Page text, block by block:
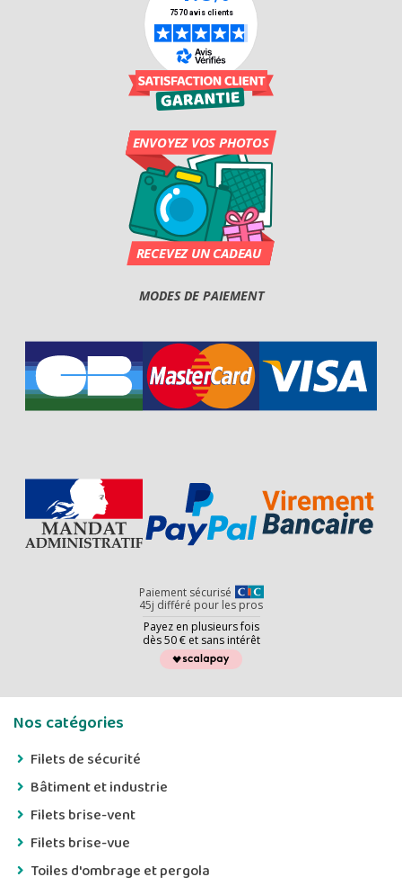
MODES DE PAIEMENT
Paiement sécurisé
45j différé pour les pros
Payez en plusieurs fois
dès 50 € et sans intérêt
Nos catégories
Filets de sécurité
Bâtiment et industrie
Filets brise-vent
Filets brise-vue
Toiles d'ombrage et pergola